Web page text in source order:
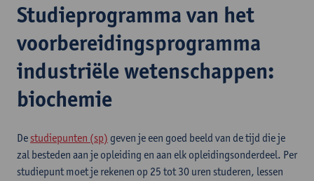
Studieprogramma van het
voorbereidingsprogramma
industriële wetenschappen:
biochemie
De studiepunten (sp) geven je een goed beeld van de tijd die je
zal besteden aan je opleiding en aan elk opleidingsonderdeel. Per
studiepunt moet je rekenen op 25 tot 30 uren studeren, lessen